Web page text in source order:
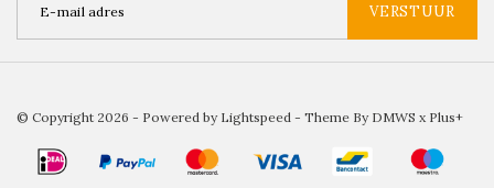
VERSTUUR
© Copyright 2026 - Powered by Lightspeed - Theme By DMWS x Plus+